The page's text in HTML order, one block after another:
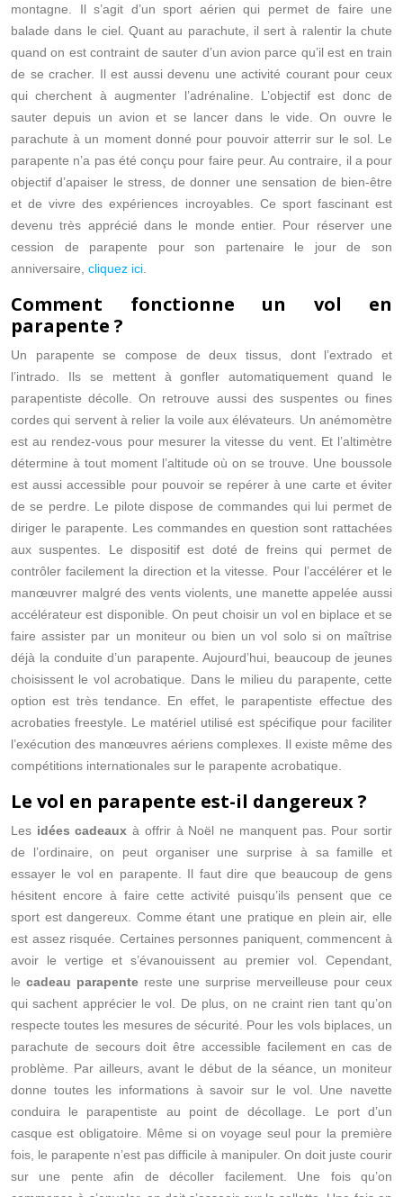
montagne. Il s’agit d’un sport aérien qui permet de faire une
balade dans le ciel. Quant au parachute, il sert à ralentir la chute
quand on est contraint de sauter d’un avion parce qu’il est en train
de se cracher. Il est aussi devenu une activité courant pour ceux
qui cherchent à augmenter l’adrénaline. L’objectif est donc de
sauter depuis un avion et se lancer dans le vide. On ouvre le
parachute à un moment donné pour pouvoir atterrir sur le sol. Le
parapente n’a pas été conçu pour faire peur. Au contraire, il a pour
objectif d’apaiser le stress, de donner une sensation de bien-être
et de vivre des expériences incroyables. Ce sport fascinant est
devenu très apprécié dans le monde entier. Pour réserver une
cession de parapente pour son partenaire le jour de son
anniversaire, cliquez ici
Comment fonctionne un vol en
parapente ?
Un parapente se compose de deux tissus, dont l’extrado et
l’intrado. Ils se mettent à gonfler automatiquement quand le
parapentiste décolle. On retrouve aussi des suspentes ou fines
cordes qui servent à relier la voile aux élévateurs. Un anémomètre
est au rendez-vous pour mesurer la vitesse du vent. Et l’altimètre
détermine à tout moment l’altitude où on se trouve. Une boussole
est aussi accessible pour pouvoir se repérer à une carte et éviter
de se perdre. Le pilote dispose de commandes qui lui permet de
diriger le parapente. Les commandes en question sont rattachées
aux suspentes. Le dispositif est doté de freins qui permet de
contrôler facilement la direction et la vitesse. Pour l’accélérer et le
manœuvrer malgré des vents violents, une manette appelée aussi
accélérateur est disponible. On peut choisir un vol en biplace et se
faire assister par un moniteur ou bien un vol solo si on maîtrise
déjà la conduite d’un parapente. Aujourd’hui, beaucoup de jeunes
choisissent le vol acrobatique. Dans le milieu du parapente, cette
option est très tendance. En effet, le parapentiste effectue des
acrobaties freestyle. Le matériel utilisé est spécifique pour faciliter
l’exécution des manœuvres aériens complexes. Il existe même des
compétitions internationales sur le parapente acrobatique.
Le vol en parapente est-il dangereux ?
Les idées cadeaux à offrir à Noël ne manquent pas. Pour sortir
de l’ordinaire, on peut organiser une surprise à sa famille et
essayer le vol en parapente. Il faut dire que beaucoup de gens
hésitent encore à faire cette activité puisqu’ils pensent que ce
sport est dangereux. Comme étant une pratique en plein air, elle
est assez risquée. Certaines personnes paniquent, commencent à
avoir le vertige et s’évanouissent au premier vol. Cependant,
le cadeau parapente reste une surprise merveilleuse pour ceux
qui sachent apprécier le vol. De plus, on ne craint rien tant qu’on
respecte toutes les mesures de sécurité. Pour les vols biplaces, un
parachute de secours doit être accessible facilement en cas de
problème. Par ailleurs, avant le début de la séance, un moniteur
donne toutes les informations à savoir sur le vol. Une navette
conduira le parapentiste au point de décollage. Le port d’un
casque est obligatoire. Même si on voyage seul pour la première
fois, le parapente n’est pas difficile à manipuler. On doit juste courir
sur une pente afin de décoller facilement. Une fois qu’on